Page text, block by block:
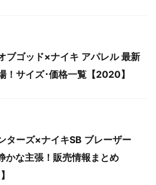
ブゴッド×ナイキ アパレル 最新
！サイズ･価格一覧【2020】
ターズ×ナイキSB ブレーザー
かな主張！販売情報まとめ